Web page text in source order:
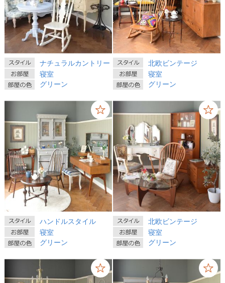
ナチュラルカントリー
寝室
グリーン
北欧ビンテージ
寝室
グリーン
ハンドルスタイル
寝室
グリーン
北欧ビンテージ
寝室
グリーン